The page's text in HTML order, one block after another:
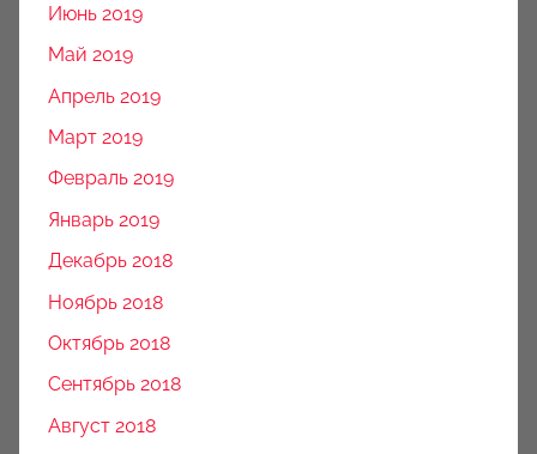
Июнь 2019
Май 2019
Апрель 2019
Март 2019
Февраль 2019
Январь 2019
Декабрь 2018
Ноябрь 2018
Октябрь 2018
Сентябрь 2018
Август 2018